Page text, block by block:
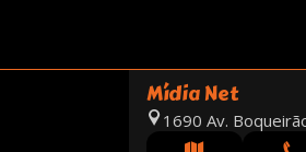
Mídia Net
1690 Av.